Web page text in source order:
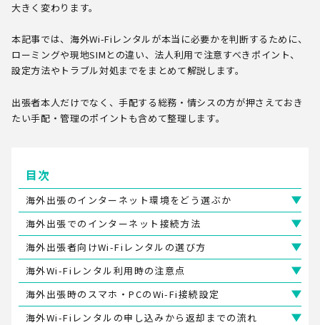
大きく変わります。
本記事では、海外Wi-Fiレンタルが本当に必要かを判断するために、
ローミングや現地SIMとの違い、法人利用で注意すべきポイント、
設定方法やトラブル対処までをまとめて解説します。
出張者本人だけでなく、手配する総務・情シスの方が押さえておき
たい手配・管理のポイントも含めて整理します。
目次
海外出張のインターネット環境をどう選ぶか
海外出張でのインターネット接続方法
海外出張者向けWi-Fiレンタルの選び方
海外Wi-Fiレンタル利用時の注意点
海外出張時のスマホ・PCのWi-Fi接続設定
海外Wi-Fiレンタルの申し込みから返却までの流れ